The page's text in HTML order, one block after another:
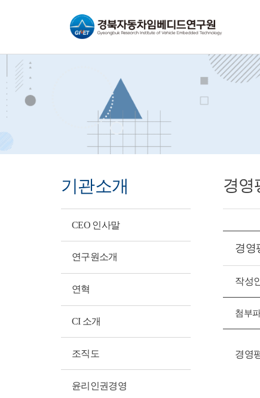
기관소개
CEO 인사말
연구원소개
연혁
CI 소개
조직도
윤리인권경영
경영
경영
작성
첨부
경영